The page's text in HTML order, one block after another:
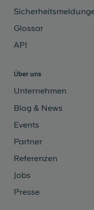
Glossar
API
Über uns
Unternehmen
Blog & News
Events
Partner
Referenzen
Jobs
Presse